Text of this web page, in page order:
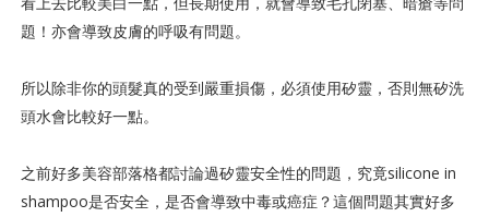
題！亦會導致皮膚的呼吸有問題。
所以除非你的頭髮真的受到嚴重損傷，必須使用矽靈，否則無矽洗
頭水會比較好一點。
之前好多美容部落格都討論過矽靈安全性的問題，究竟silicone in
shampoo是否安全，是否會導致中毒或癌症？這個問題其實好多